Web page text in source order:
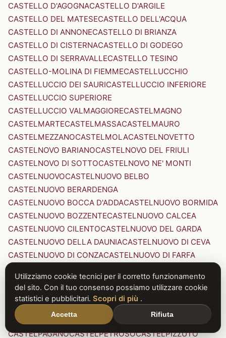
CASTELLO D'AGOGNACASTELLO D'ARGILE
CASTELLO DEL MATESECASTELLO DELL'ACQUA
CASTELLO DI ANNONECASTELLO DI BRIANZA
CASTELLO DI CISTERNACASTELLO DI GODEGO
CASTELLO DI SERRAVALLECASTELLO TESINO
CASTELLO-MOLINA DI FIEMMECASTELLUCCHIO
CASTELLUCCIO DEI SAURICASTELLUCCIO INFERIORE
CASTELLUCCIO SUPERIORE
CASTELLUCCIO VALMAGGIORECASTELMAGNO
CASTELMARTECASTELMASSACASTELMAURO
CASTELMEZZANOCASTELMOLACASTELNOVETTO
CASTELNOVO BARIANOCASTELNOVO DEL FRIULI
CASTELNOVO DI SOTTOCASTELNOVO NE' MONTI
CASTELNUOVOCASTELNUOVO BELBO
CASTELNUOVO BERARDENGA
CASTELNUOVO BOCCA D'ADDACASTELNUOVO BORMIDA
CASTELNUOVO BOZZENTECASTELNUOVO CALCEA
CASTELNUOVO CILENTOCASTELNUOVO DEL GARDA
CASTELNUOVO DELLA DAUNIACASTELNUOVO DI CEVA
CASTELNUOVO DI CONZACASTELNUOVO DI FARFA
CASTELNUOVO DI PORTO CASTELNUOVO DON BOSCO
CASTELNUOVO MAGRACASTELNUOVO NIGRA
CASTELNUOVO PARANOCASTELNUOVO RANGONE
CASTELNUOVO SCRIVIA
CASTELNUOVO VAL DI CECINA
CASTELPAGANOCASTELPETROSOCASTELPIZZUTO
Utilizziamo cookie tecnici per il corretto funzionamento
del sito. Con il tuo consenso possiamo utilizzare cookie
statistici e pubblicitari. Scopri di più .
Accetta Rifiuta